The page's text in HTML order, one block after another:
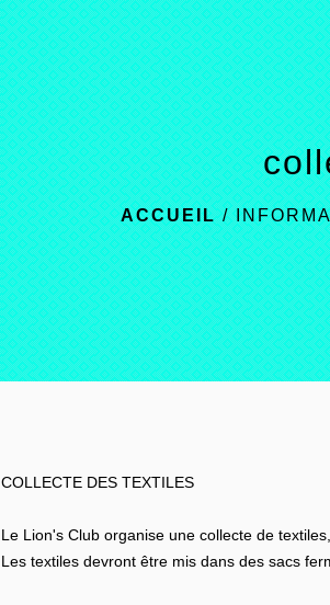
ACCUEIL/
COLLECTE DES TEXTILES
Le Lion's Club organise une collecte de
Les textiles devront être mis dans des sacs